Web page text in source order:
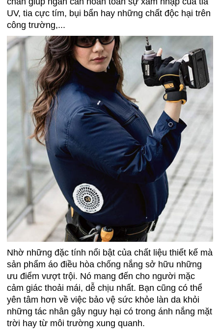
UV, tia cực tím, bụi bẩn hay những chất độc hại trên
công trường,...
Nhờ những đặc tính nổi bật của chất liệu thiết kế mà
sản phẩm áo điều hòa chống nắng sở hữu những
ưu điểm vượt trội. Nó mang đến cho người mặc
cảm giác thoải mái, dễ chịu nhất. Bạn cũng có thể
yên tâm hơn về việc bảo vệ sức khỏe làn da khỏi
những tác nhân gây nguy hại có trong ánh nắng mặt
trời hay từ môi trường xung quanh.